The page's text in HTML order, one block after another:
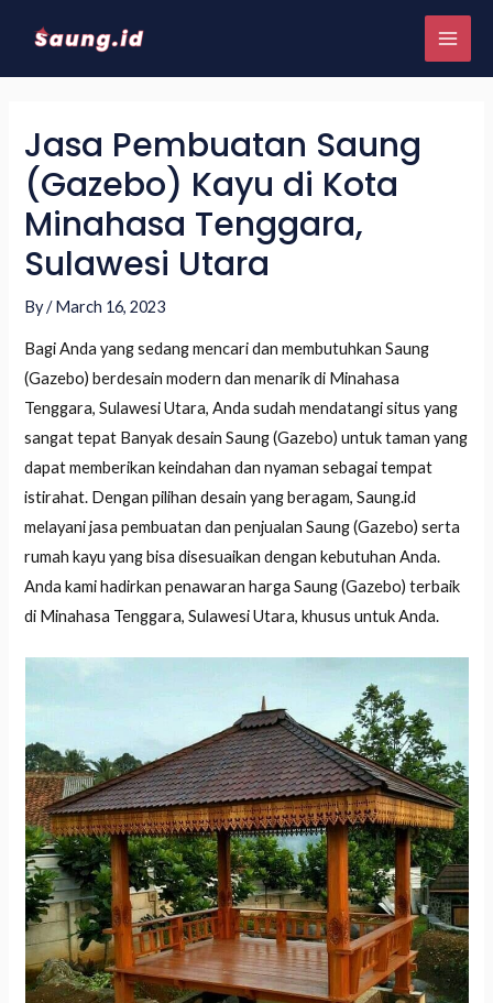
Jasa Pembuatan Saung
(Gazebo) Kayu di Kota
Minahasa Tenggara,
Sulawesi Utara
By/March 16, 2023
Bagi Anda yang sedang mencari dan membutuhkan Saung
(Gazebo) berdesain modern dan menarik di Minahasa
Tenggara, Sulawesi Utara, Anda sudah mendatangi situs yang
sangat tepat Banyak desain Saung (Gazebo) untuk taman yang
dapat memberikan keindahan dan nyaman sebagai tempat
istirahat. Dengan pilihan desain yang beragam, Saung.id
melayani jasa pembuatan dan penjualan Saung (Gazebo) serta
rumah kayu yang bisa disesuaikan dengan kebutuhan Anda.
Anda kami hadirkan penawaran harga Saung (Gazebo) terbaik
di Minahasa Tenggara, Sulawesi Utara, khusus untuk Anda.